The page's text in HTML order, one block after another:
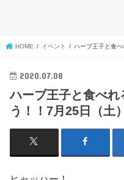
HOME イベント ハーブ王子と食
2020.07.08
ハーブ王子と食べれ
う！！7月25日（土